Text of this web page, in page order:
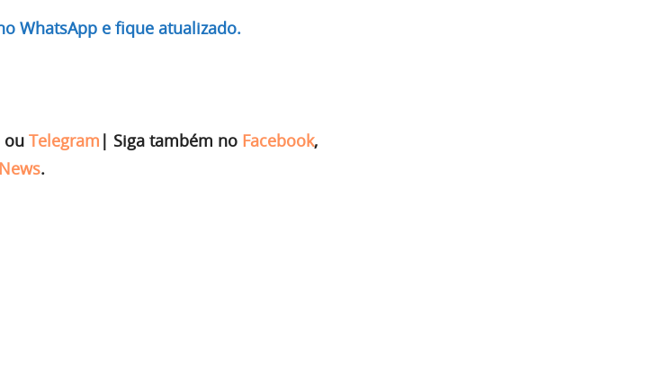
WhatsApp e fique atualizado.
ou Telegram | Siga também no Facebook,
.